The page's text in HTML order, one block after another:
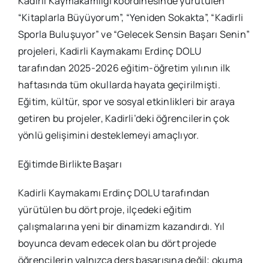
“Kitaplarla Büyüyorum”, “Yeniden Sokakta”, “Kadirli
Sporla Buluşuyor” ve “Gelecek Sensin Başarı Senin”
projeleri, Kadirli Kaymakamı Erdinç DOLU
tarafından 2025-2026 eğitim-öğretim yılının ilk
haftasında tüm okullarda hayata geçirilmişti.
Eğitim, kültür, spor ve sosyal etkinlikleri bir araya
getiren bu projeler, Kadirli’deki öğrencilerin çok
yönlü gelişimini desteklemeyi amaçlıyor.
Eğitimde Birlikte Başarı
Kadirli Kaymakamı Erdinç DOLU tarafından
yürütülen bu dört proje, ilçedeki eğitim
çalışmalarına yeni bir dinamizm kazandırdı. Yıl
boyunca devam edecek olan bu dört projede
öğrencilerin yalnızca ders başarısına değil; okuma